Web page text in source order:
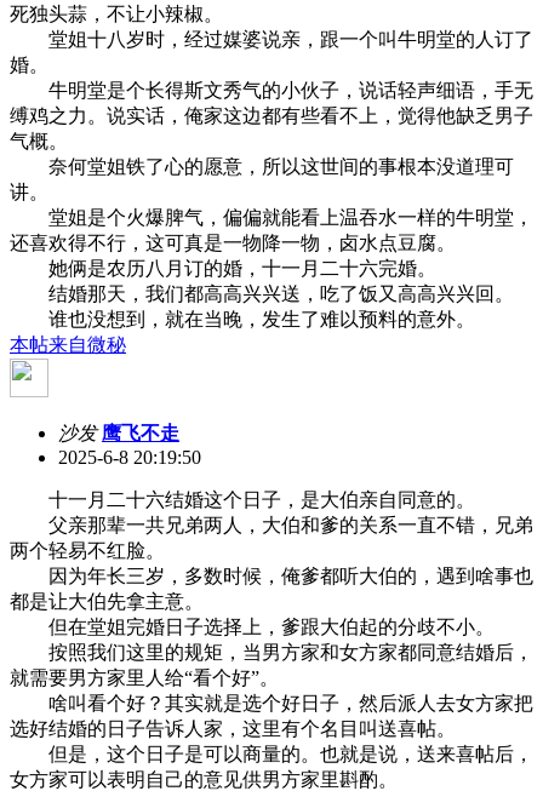
死独头蒜，不让小辣椒。
堂姐十八岁时，经过媒婆说亲，跟一个叫牛明堂的人订了
婚。
牛明堂是个长得斯文秀气的小伙子，说话轻声细语，手无
缚鸡之力。说实话，俺家这边都有些看不上，觉得他缺乏男子
气概。
奈何堂姐铁了心的愿意，所以这世间的事根本没道理可
讲。
堂姐是个火爆脾气，偏偏就能看上温吞水一样的牛明堂，
还喜欢得不行，这可真是一物降一物，卤水点豆腐。
她俩是农历八月订的婚，十一月二十六完婚。
结婚那天，我们都高高兴兴送，吃了饭又高高兴兴回。
谁也没想到，就在当晚，发生了难以预料的意外。
本帖来自微秘
沙发 鹰飞不走
2025-6-8 20:19:50
十一月二十六结婚这个日子，是大伯亲自同意的。
父亲那辈一共兄弟两人，大伯和爹的关系一直不错，兄弟
两个轻易不红脸。
因为年长三岁，多数时候，俺爹都听大伯的，遇到啥事也
都是让大伯先拿主意。
但在堂姐完婚日子选择上，爹跟大伯起的分歧不小。
按照我们这里的规矩，当男方家和女方家都同意结婚后，
就需要男方家里人给“看个好”。
啥叫看个好？其实就是选个好日子，然后派人去女方家把
选好结婚的日子告诉人家，这里有个名目叫送喜帖。
但是，这个日子是可以商量的。也就是说，送来喜帖后，
女方家可以表明自己的意见供男方家里斟酌。